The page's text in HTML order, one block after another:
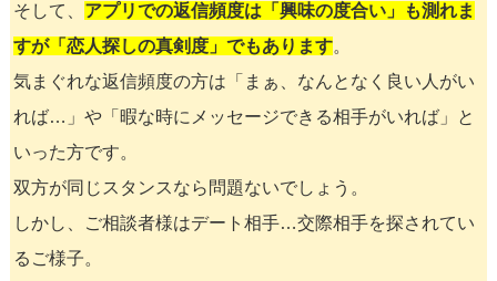
そして、 アプリでの返信頻度は「興味の度合い」も測れま
すが「恋人探しの真剣度」でもあります。
気まぐれな返信頻度の方は「まぁ、なんとなく良い人がい
れば…」や「暇な時にメッセージできる相手がいれば」と
いった方です。
双方が同じスタンスなら問題ないでしょう。
しかし、ご相談者様はデート相手…交際相手を探されてい
るご様子。